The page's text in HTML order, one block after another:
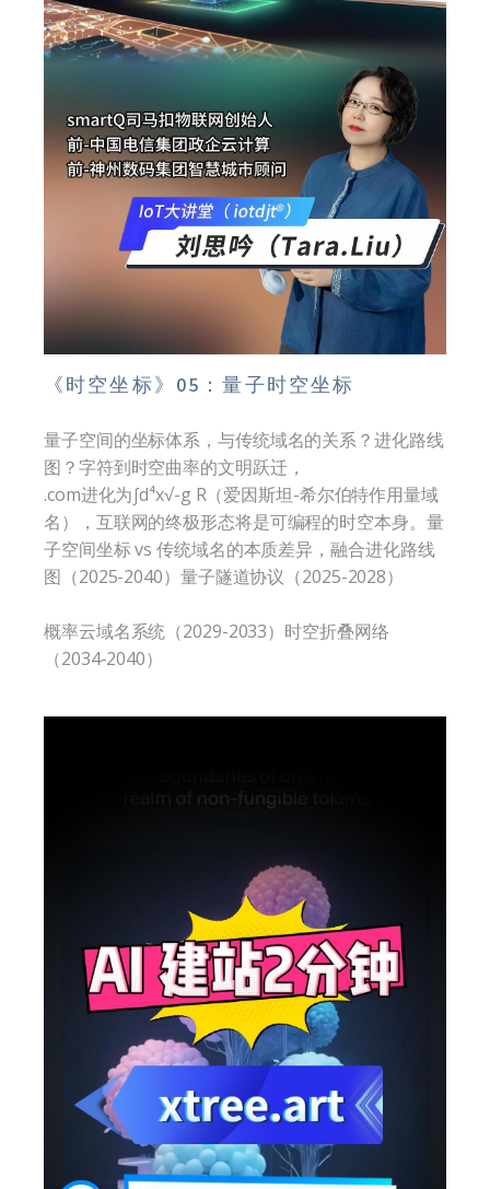
《时空坐标》05：量子时空坐标
量子空间的坐标体系，与传统域名的关系？进化路线
图？字符到时空曲率的文明跃迁，
.com进化为∫d⁴x√-g R（爱因斯坦-希尔伯特作用量域
名），互联网的终极形态将是可编程的时空本身。量
子空间坐标 vs 传统域名的本质差异，融合进化路线
图（2025-2040）量子隧道协议（2025-2028）
概率云域名系统（2029-2033）时空折叠网络
（2034-2040）